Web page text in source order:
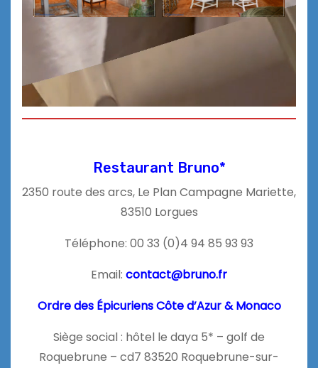
Restaurant Bruno*
2350 route des arcs, Le Plan Campagne Mariette,
83510 Lorgues
Téléphone: 00 33 (0)4 94 85 93 93
Email: contact@bruno.fr
Ordre des Épicuriens Côte d’Azur & Monaco
Siège social : hôtel le daya 5* – golf de
Roquebrune – cd7 83520 Roquebrune-sur-